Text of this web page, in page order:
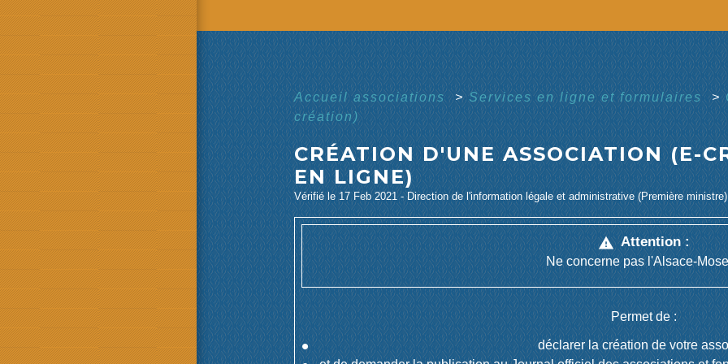
Accueil associations> Services en ligne et formulaires >
création)
CRÉATION D'UNE ASSOCIATION (E-
EN LIGNE)
Vérifié le 17 Feb 2021 - Direction de l'information légale et administrative (Première ministre)
warning Attention :
Ne concerne pas l'Alsace-
Permet de :
déclarer la création de votre